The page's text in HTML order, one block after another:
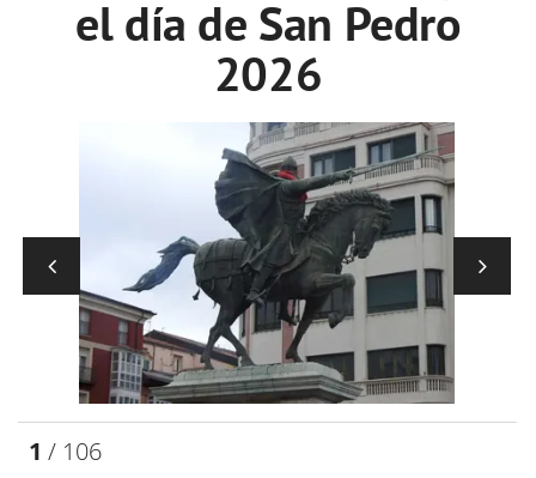
el día de San Pedro
2026
1 / 106